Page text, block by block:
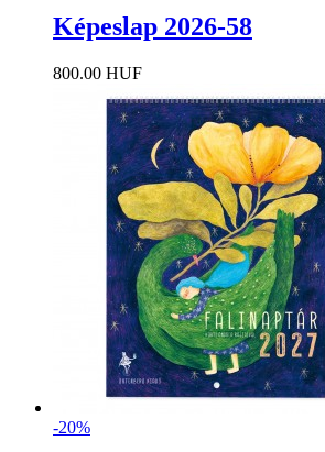
Képeslap 2026-58
800.00 HUF
-20%